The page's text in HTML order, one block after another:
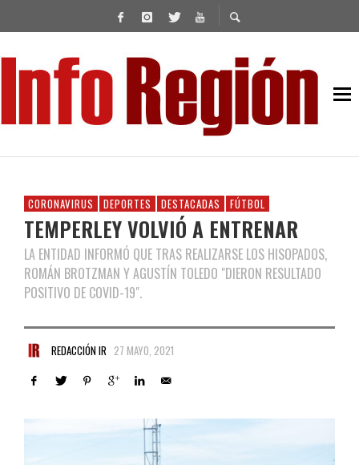
CORONAVIRUS DEPORTES DESTACADAS FÚTBOL
TEMPERLEY VOLVIÓ A ENTRENAR
LA ENTIDAD INFORMÓ QUE TRAS REALIZARSE LOS HISOPADOS,
ROMÁN BROTZMAN Y AGUSTÍN TOLEDO "DIERON RESULTADO
POSITIVO DE COVID-19".
REDACCIÓN IR 27 MAYO, 2021